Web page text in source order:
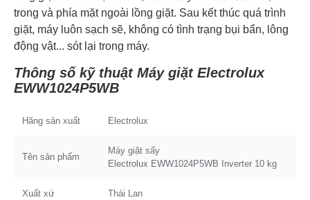
trong và phía mặt ngoài lồng giặt. Sau kết thúc quá trình
giặt, máy luôn sạch sẽ, không có tình trạng bụi bẩn, lông
động vật... sót lại trong máy.
Thông số kỹ thuật Máy giặt Electrolux
EWW1024P5WB
Hãng sản xuất Electrolux
Tên sản phẩm
Máy giặt sấy
Electrolux EWW1024P5WB Inverter 10 kg
Xuất xứ Thái Lan